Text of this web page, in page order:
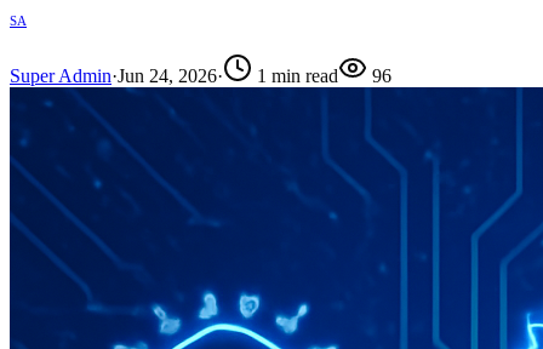
SA
Super Admin·Jun 24, 2026· 1 min read 96